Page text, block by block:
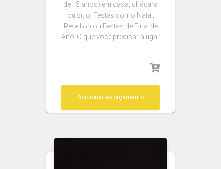
de 15 anos) em casa, chácara
ou sítio. Festas como Natal,
Reveillon ou Festas de Final de
Ano. O que você precisar alugar
…
Adicionar ao orçamento